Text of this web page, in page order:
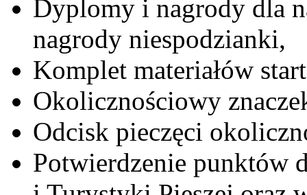
Dyplomy i nagrody dla
nagrody niespodzianki,
Komplet materiałów
Okolicznościowy
Odcisk pieczęci
Potwierdzenie punktów